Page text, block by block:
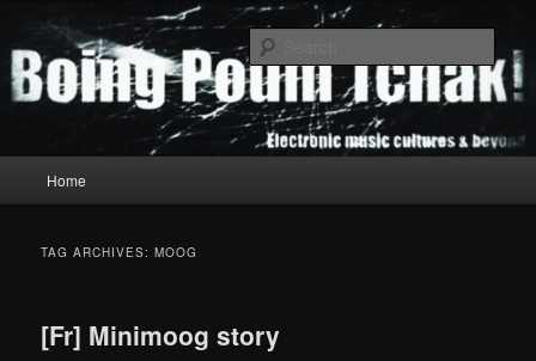
primary
content
secondary
contentBoing Poum Tchak!
Home
TAG ARCHIVES:MOOG
[Fr] Minimoog story